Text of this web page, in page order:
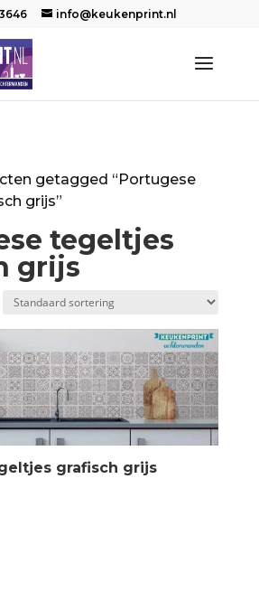
info@keukenprint.nl
getagged “Portugese
grijs”
tegeltjes
grijs
grafisch grijs